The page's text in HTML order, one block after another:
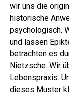
wir uns die
historische
psychologisch.
und lassen
betrachten es
Nietzsche. Wir
Lebenspraxis.
dieses Muster